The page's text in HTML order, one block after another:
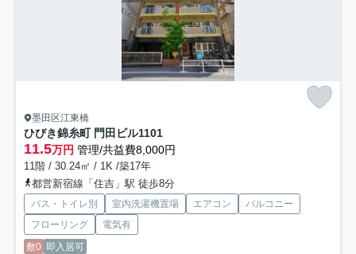
墨田区江東橋
ひびき錦糸町 門田ビル1101
11.5万円 管理/共益費8,000円
11階 / 30.24㎡ / 1K /築17年
都営新宿線「住吉」駅 徒歩8分
バス・トイレ別 室内洗濯機置場 エアコン
バルコニー
フローリング
電気有
敷0 即入居可